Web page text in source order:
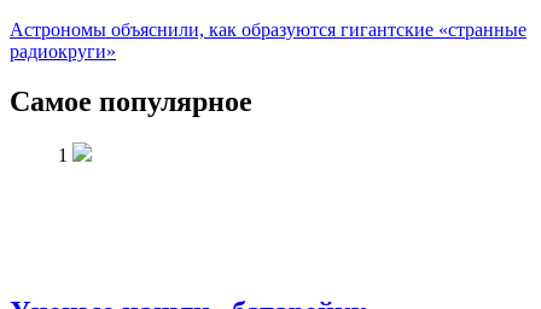
Астрономы объяснили, как образуются гигантские «странные
радиокруги»
Самое популярное
1